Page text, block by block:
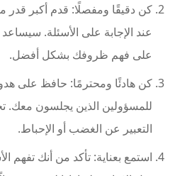
كن دقيقًا ومفصلًا: قدم أكبر قدر
عند الإجابة على الأسئلة.
على فهم ظروفك بشكل أفضل.
كن هادئًا ومحترمًا: حافظ على
للمسؤولين الذين يجلسون معك.
التعبير عن الغضب أو الإحباط.
استمع بعناية: تأكد من أنك تفهم